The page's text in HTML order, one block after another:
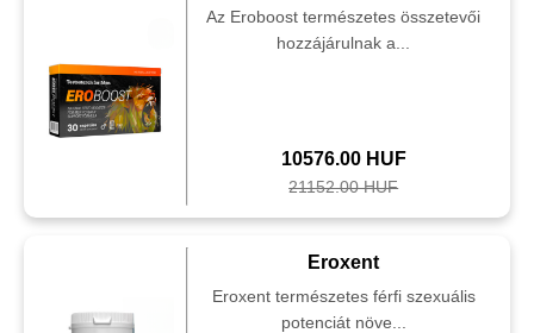
Az Eroboost természetes összetevői
hozzájárulnak a...
10576.00 HUF
21152.00 HUF
Eroxent
Eroxent természetes férfi szexuális
potenciát növe...